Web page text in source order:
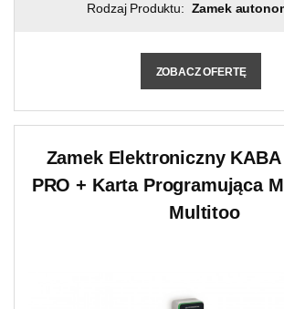
Rodzaj Produktu: Zamek
ZOBACZ OFERTĘ
Zamek Elektroniczny KABA
PRO + Karta Programująca
Multitoo